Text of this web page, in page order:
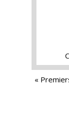
PAGES
«